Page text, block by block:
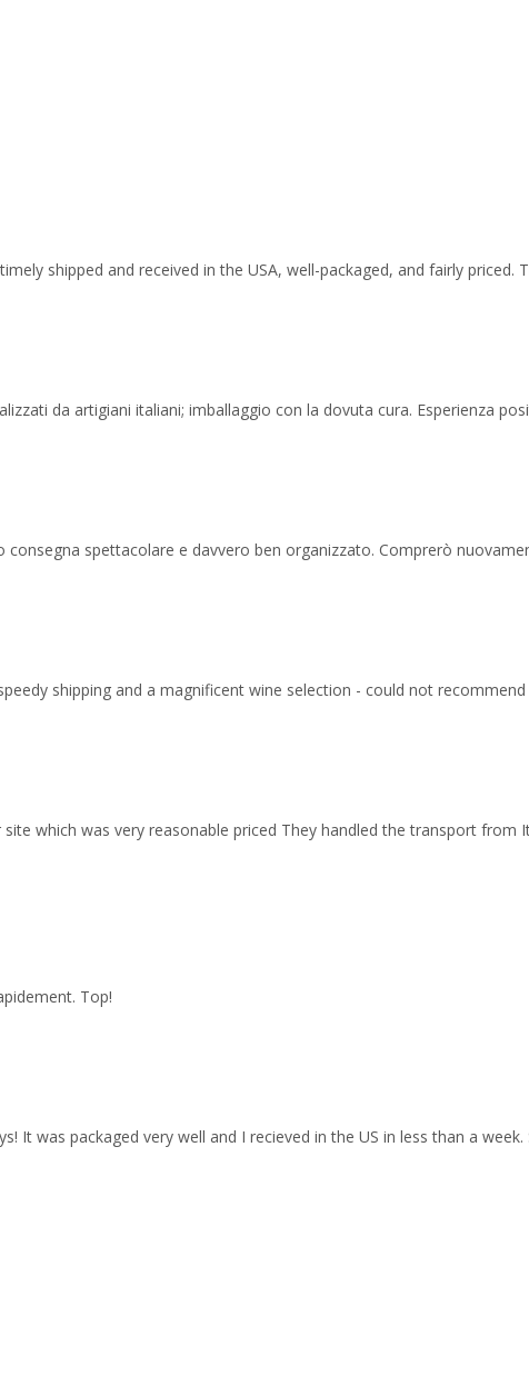
shipped and received in the USA, well-packaged, and fairly priced.
da artigiani italiani; imballaggio con la dovuta cura. Esperienza
consegna spettacolare e davvero ben organizzato. Comprerò
shipping and a magnificent wine selection - could not
which was very reasonable priced They handled the transport
Top!
It was packaged very well and I recieved in the US in less than a